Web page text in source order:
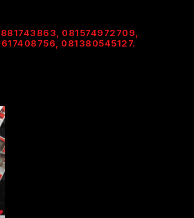
081574972709,
081380545127.